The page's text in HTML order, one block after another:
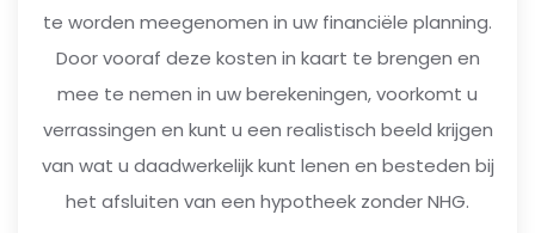
te worden meegenomen in uw financiële planning.
Door vooraf deze kosten in kaart te brengen en
mee te nemen in uw berekeningen, voorkomt u
verrassingen en kunt u een realistisch beeld krijgen
van wat u daadwerkelijk kunt lenen en besteden bij
het afsluiten van een hypotheek zonder NHG.